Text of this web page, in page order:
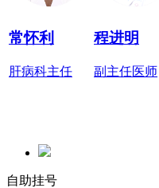
常怀利
肝病科主任
程进明
副主任医师
自助挂号